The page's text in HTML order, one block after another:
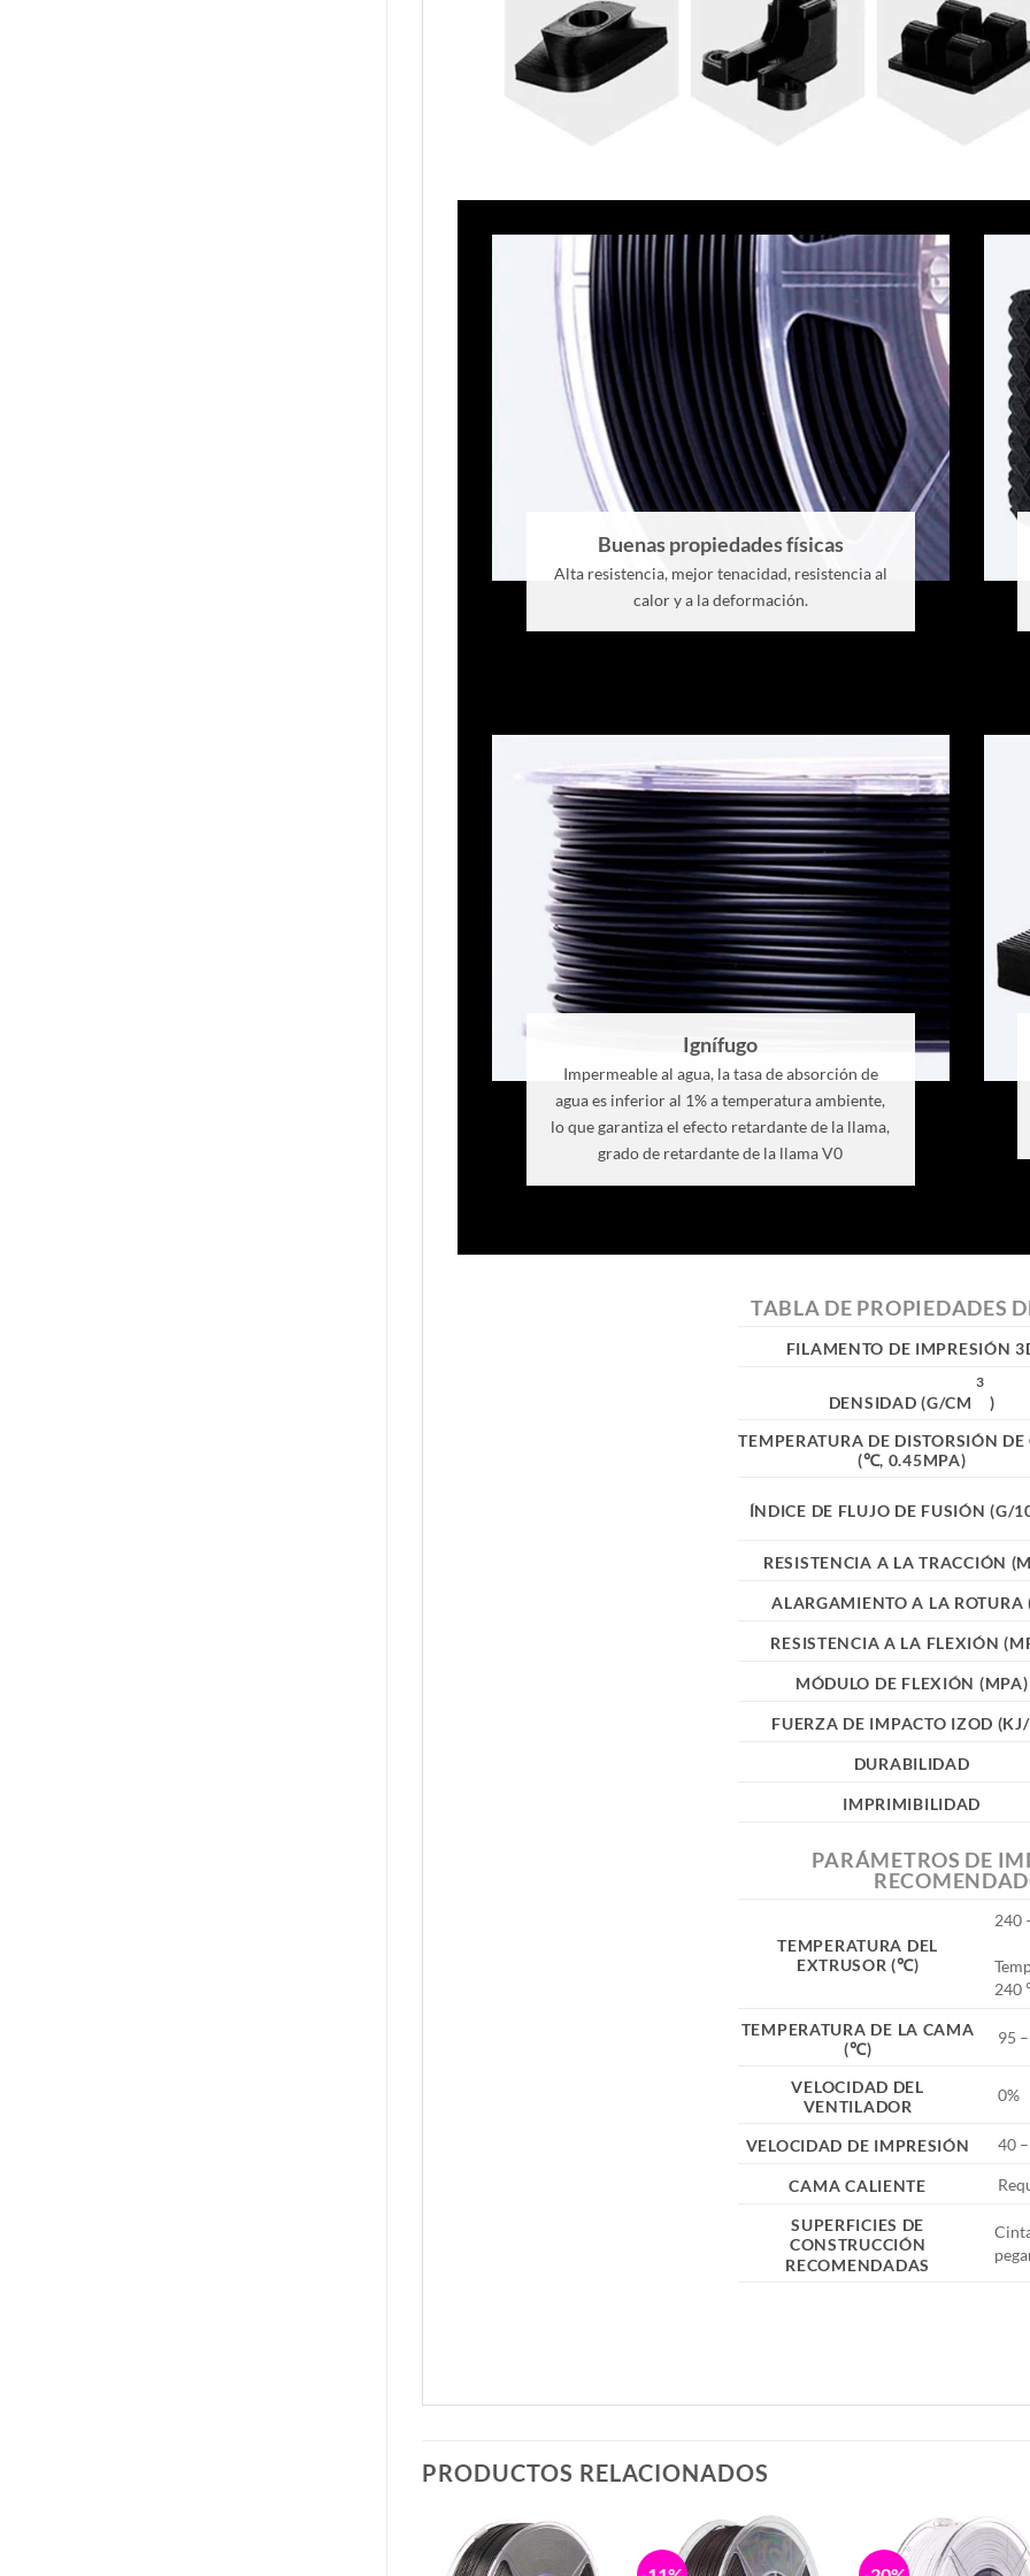
Buenas propiedades físicas
Alta resistencia, mejor tenacidad, resistencia al
calor y a la deformación.
Ignífugo
Impermeable al agua, la tasa de absorción de
agua es inferior al 1% a temperatura ambiente,
lo que garantiza el efecto retardante de la llama,
grado de retardante de la llama V0
TABLA DE PROPIEDADES
FILAMENTO DE IMPRESIÓN
DENSIDAD (G/CM
3
)
TEMPERATURA DE DISTORSIÓN DE
(℃, 0.45MPA)
ÍNDICE DE FLUJO DE FUSIÓN (G/
RESISTENCIA A LA TRACCIÓN
ALARGAMIENTO A LA ROTURA
RESISTENCIA A LA FLEXIÓN
MÓDULO DE FLEXIÓN (MPA)
FUERZA DE IMPACTO IZOD
DURABILIDAD
IMPRIMIBILIDAD
PARÁMETROS DE
TEMPERATURA DEL
EXTRUSOR (℃)
240
240
TEMPERATURA DE LA CAMA
(℃)
95
VELOCIDAD DEL
VENTILADOR
0%
VELOCIDAD DE IMPRESIÓN 40
CAMA CALIENTE
SUPERFICIES DE
CONSTRUCCIÓN
RECOMENDADAS
PRODUCTOS RELACIONADOS